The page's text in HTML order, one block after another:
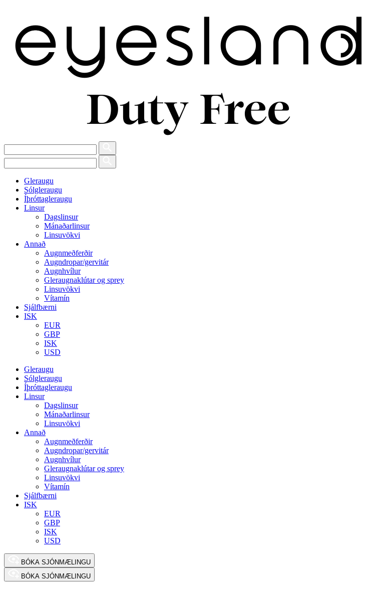
Gleraugu
Sólgleraugu
Íþróttagleraugu
Linsur
Dagslinsur
Mánaðarlinsur
Linsuvökvi
Annað
Augnmeðferðir
Augndropar/gervitár
Augnhvílur
Gleraugnaklútar og sprey
Linsuvökvi
Vítamín
Sjálfbærni
ISK
EUR
GBP
ISK
USD
Gleraugu
Sólgleraugu
Íþróttagleraugu
Linsur
Dagslinsur
Mánaðarlinsur
Linsuvökvi
Annað
Augnmeðferðir
Augndropar/gervitár
Augnhvílur
Gleraugnaklútar og sprey
Linsuvökvi
Vítamín
Sjálfbærni
ISK
EUR
GBP
ISK
USD
BÓKA SJÓNMÆLINGU
BÓKA SJÓNMÆLINGU